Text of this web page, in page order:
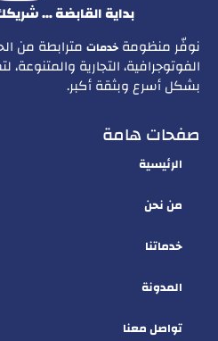
بداية القابضة … شريكك
نوفّر منظومةخدماتمترابطة من
الفوتوجرافية، التجارية
بشكل أسرع وبثقة أكبر.
صفحات هامة
الرئيسية
من نحن
خدماتنا
المدونة
تواصل معنا